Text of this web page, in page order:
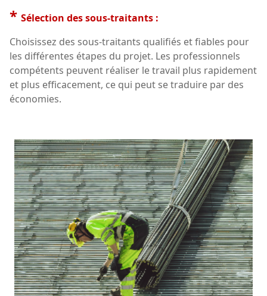
* Sélection des sous-traitants :
Choisissez des sous-traitants qualifiés et fiables pour
les différentes étapes du projet. Les professionnels
compétents peuvent réaliser le travail plus rapidement
et plus efficacement, ce qui peut se traduire par des
économies.